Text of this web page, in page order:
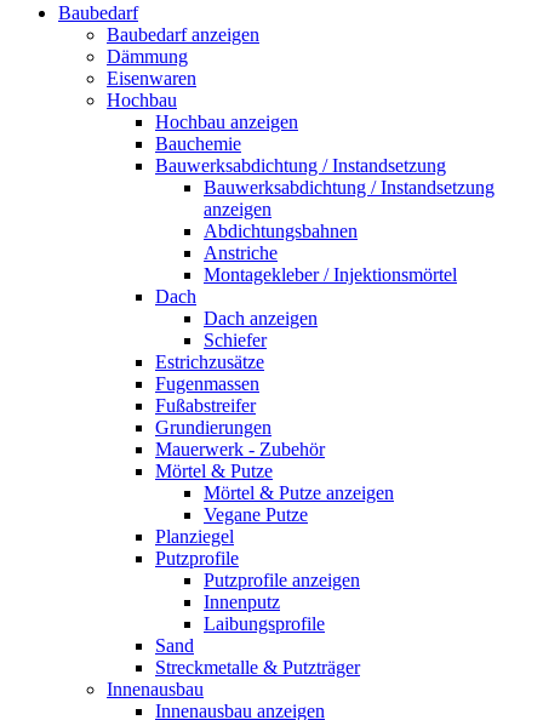
Baubedarf
Baubedarf anzeigen
Dämmung
Eisenwaren
Hochbau
Hochbau anzeigen
Bauchemie
Bauwerksabdichtung / Instandsetzung
Bauwerksabdichtung / Instandsetzung
anzeigen
Abdichtungsbahnen
Anstriche
Montagekleber / Injektionsmörtel
Dach
Dach anzeigen
Schiefer
Estrichzusätze
Fugenmassen
Fußabstreifer
Grundierungen
Mauerwerk - Zubehör
Mörtel & Putze
Mörtel & Putze anzeigen
Vegane Putze
Planziegel
Putzprofile
Putzprofile anzeigen
Innenputz
Laibungsprofile
Sand
Streckmetalle & Putzträger
Innenausbau
Innenausbau anzeigen